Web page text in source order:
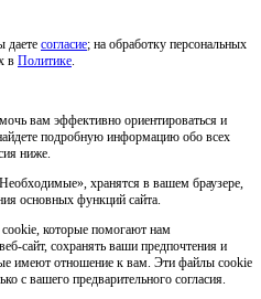
даете согласие; на обработку персональных
в Политике.
вам эффективно ориентироваться и
подробную информацию обо всех
ниже.
хранятся в вашем браузере,
основных функций сайта.
которые помогают нам
сайт, сохранять ваши предпочтения и
имеют отношение к вам. Эти файлы cookie
с вашего предварительного согласия.